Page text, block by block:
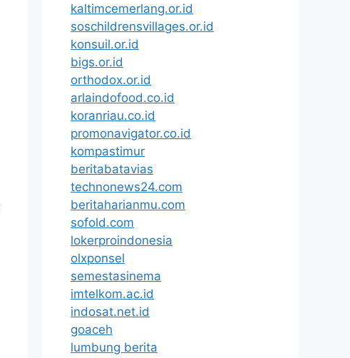
kaltimcemerlang.or.id
soschildrensvillages.or.id
konsuil.or.id
bigs.or.id
orthodox.or.id
arlaindofood.co.id
koranriau.co.id
promonavigator.co.id
kompastimur
beritabatavias
technonews24.com
beritaharianmu.com
sofold.com
lokerproindonesia
olxponsel
semestasinema
imtelkom.ac.id
indosat.net.id
goaceh
lumbung berita